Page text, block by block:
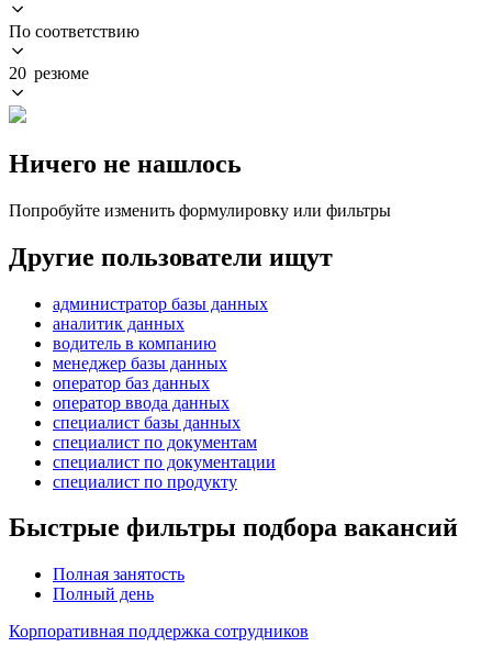
По соответствию
20 резюме
Ничего не нашлось
Попробуйте изменить формулировку или фильтры
Другие пользователи ищут
администратор базы данных
аналитик данных
водитель в компанию
менеджер базы данных
оператор баз данных
оператор ввода данных
специалист базы данных
специалист по документам
специалист по документации
специалист по продукту
Быстрые фильтры подбора вакансий
Полная занятость
Полный день
Корпоративная поддержка сотрудников